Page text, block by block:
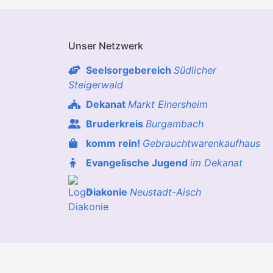
Unser Netzwerk
Seelsorgebereich Südlicher
Steigerwald
Dekanat Markt Einersheim
Bruderkreis Burgambach
komm rein! Gebrauchtwarenkaufhaus
Evangelische Jugend im Dekanat
Diakonie Neustadt-Aisch